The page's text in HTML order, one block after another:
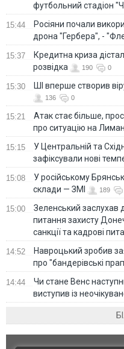
футбольний стадіон
15:44
Росіяни почали
дрона "Гербера", -
15:37
Кредитна криза
розвідка
190 0
15:30 ШІ вперше створив
136 0
15:21
Атак стає більше,
про ситуацію на
15:15
У Центральній та
зафіксували нові
15:08
У російському
склади — ЗМІ
189
15:00
Зеленський заслухав
питання захисту
санкції та кадрові
14:52
Навроцький зробив
про "бандерівські
14:44
Чи стане Венс
виступив із